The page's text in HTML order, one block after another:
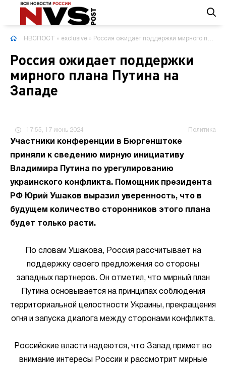
НВСПОСТ » exclusive » Россия ожидает поддержки мирного плана Путина на Западе
Россия ожидает поддержки
мирного плана Путина на
Западе
17:55, 17 июнь 2024 Политика
Участники конференции в Бюргенштоке
приняли к сведению мирную инициативу
Владимира Путина по урегулированию
украинского конфликта. Помощник президента
РФ Юрий Ушаков выразил уверенность, что в
будущем количество сторонников этого плана
будет только расти.
По словам Ушакова, Россия рассчитывает на
поддержку своего предложения со стороны
западных партнеров. Он отметил, что мирный план
Путина основывается на принципах соблюдения
территориальной целостности Украины, прекращения
огня и запуска диалога между сторонами конфликта.
Российские власти надеются, что Запад примет во
внимание интересы России и рассмотрит мирные